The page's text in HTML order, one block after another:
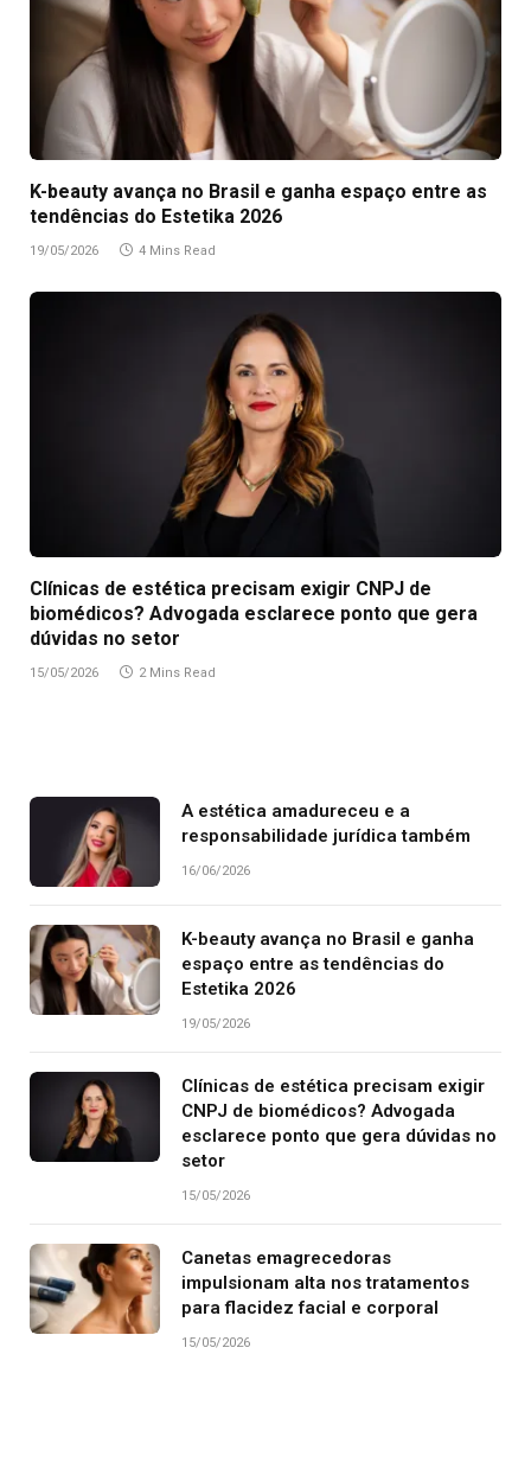
K-beauty avança no Brasil e ganha espaço entre as
tendências do Estetika 2026
19/05/2026 4 Mins Read
Clínicas de estética precisam exigir CNPJ de
biomédicos? Advogada esclarece ponto que gera
dúvidas no setor
15/05/2026 2 Mins Read
A estética amadureceu e a
responsabilidade jurídica também
16/06/2026
K-beauty avança no Brasil e ganha
espaço entre as tendências do
Estetika 2026
19/05/2026
Clínicas de estética precisam exigir
CNPJ de biomédicos? Advogada
esclarece ponto que gera dúvidas no
setor
15/05/2026
Canetas emagrecedoras
impulsionam alta nos tratamentos
para flacidez facial e corporal
15/05/2026